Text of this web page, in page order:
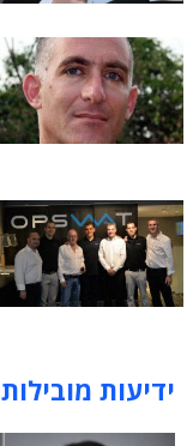
תוכן פרסומי
ידיעות מובילות